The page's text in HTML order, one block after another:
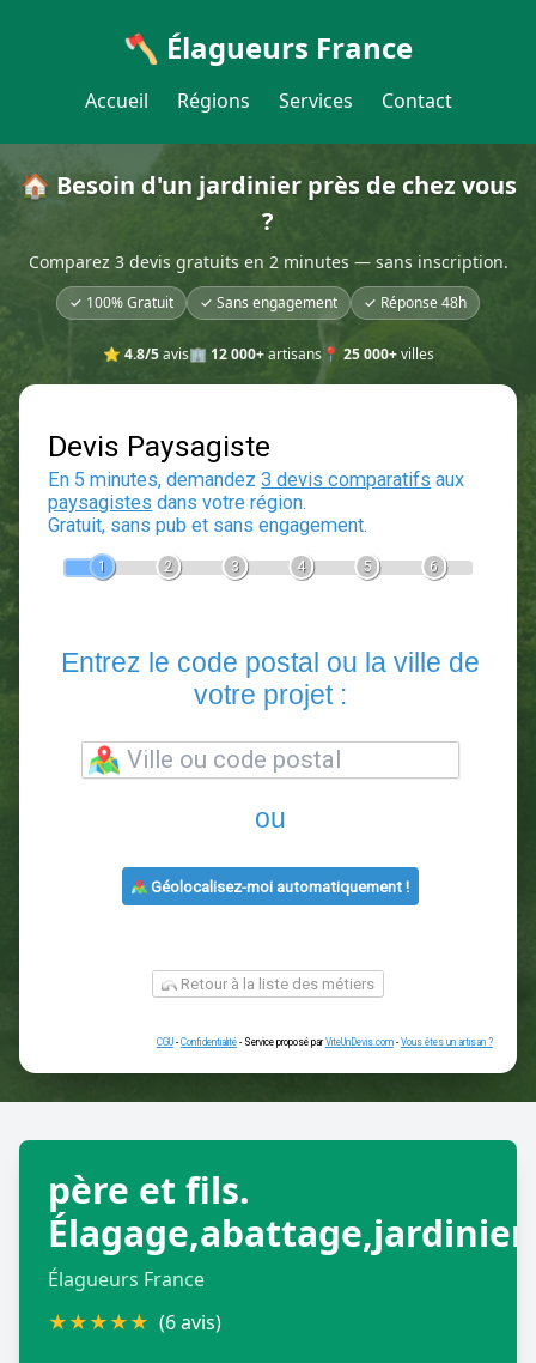
🪓 Élagueurs France
Accueil Régions Services Contact
🏠 Besoin d'un jardinier près de chez vous
?
Comparez 3 devis gratuits en 2 minutes — sans inscription.
✓ 100% Gratuit ✓ Sans engagement ✓ Réponse 48h
⭐ 4.8/5avis🏢 12 000+artisans📍 25 000+villes
Devis Paysagiste
En 5 minutes, demandez3 devis comparatifs
2 3
Entrez le code postal ou la
ou
Retour à la liste des métiers
père et fils.
Élagage,abattage,jardinier
Élagueurs France
★★★★★ (6 avis)